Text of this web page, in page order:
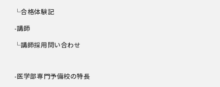
└合格体験記
-講師
└講師採用問い合わせ
-医学部専門予備校の特長